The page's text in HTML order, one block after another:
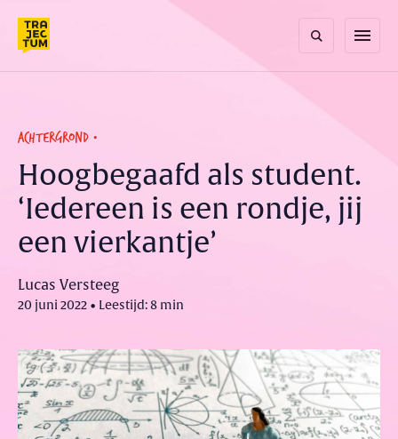
content
menu
ACHTERGROND
Hoogbegaafd als student.
‘Iedereen is een rondje, jij
een vierkantje’
Lucas Versteeg
20 juni 2022 • Leestijd: 8 min